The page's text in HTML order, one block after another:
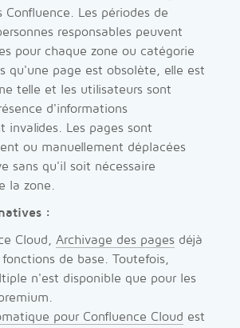
Confluence. Les périodes de
responsables peuvent
pour chaque zone ou catégorie
qu'une page est obsolète, elle est
telle et les utilisateurs sont
d'informations
invalides. Les pages sont
ou manuellement déplacées
sans qu'il soit nécessaire
la zone.
:
Cloud, Archivage des pages déjà
de base. Toutefois,
n'est disponible que pour les
pour Confluence Cloud est